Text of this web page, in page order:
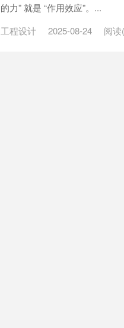
的力” 就是 “作用效应”。...
工程设计
2025-08-24 阅读